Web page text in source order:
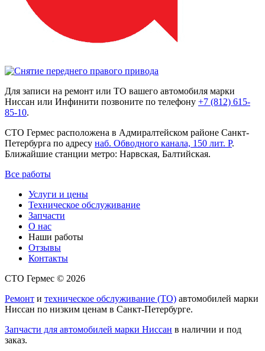
Для записи на ремонт или ТО вашего автомобиля марки
Ниссан или Инфинити позвоните по телефону +7 (812) 615-
85-10.
СТО Гермес расположена в Адмиралтейском районе Санкт-
Петербурга по адресу наб. Обводного канала, 150 лит. Р.
Ближайшие станции метро: Нарвская, Балтийская.
Все работы
Услуги и цены
Техническое обслуживание
Запчасти
О нас
Наши работы
Отзывы
Контакты
СТО Гермес © 2026
Ремонт и техническое обслуживание (ТО) автомобилей марки
Ниссан по низким ценам в Санкт-Петербурге.
Запчасти для автомобилей марки Ниссан в наличии и под
заказ.